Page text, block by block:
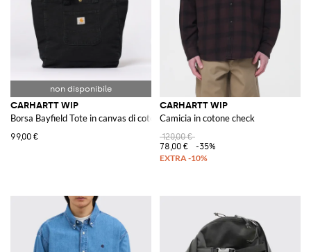
CARHARTT WIP
Borsa Bayfield Tote in canvas di cotone organico
99,00 €
CARHARTT WIP
Camicia in cotone check
120,00 €
78,00 €
-35%